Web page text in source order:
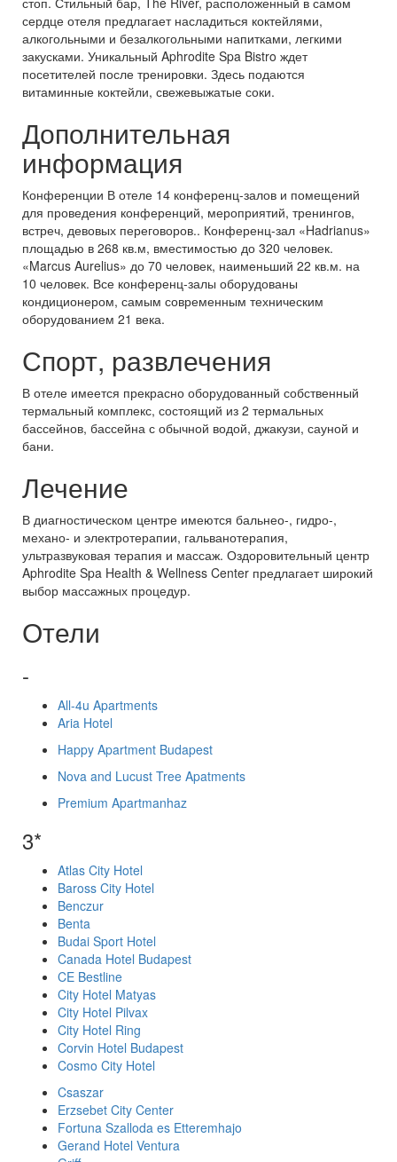
сердце отеля предлагает насладиться коктейлями,
алкогольными и безалкогольными напитками, легкими
закусками. Уникальный Aphrodite Spa Bistro ждет
посетителей после тренировки. Здесь подаются
витаминные коктейли, свежевыжатые соки.
Дополнительная
информация
Конференции В отеле 14 конференц-залов и помещений
для проведения конференций, мероприятий, тренингов,
встреч, девовых переговоров.. Конференц-зал «Hadrianus»
площадью в 268 кв.м, вместимостью до 320 человек.
«Marcus Aurelius» до 70 человек, наименьший 22 кв.м. на
10 человек. Все конференц-залы оборудованы
кондиционером, самым современным техническим
оборудованием 21 века.
Спорт, развлечения
В отеле имеется прекрасно оборудованный собственный
термальный комплекс, состоящий из 2 термальных
бассейнов, бассейна с обычной водой, джакузи, сауной и
бани.
Лечение
В диагностическом центре имеются бальнео-, гидро-,
механо- и электротерапии, гальванотерапия,
ультразвуковая терапия и массаж. Оздоровительный центр
Aphrodite Spa Health & Wellness Center предлагает широкий
выбор массажных процедур.
Отели
-
All-4u Apartments
Aria Hotel
Happy Apartment Budapest
Nova and Lucust Tree Apatments
Premium Apartmanhaz
3*
Atlas City Hotel
Baross City Hotel
Benczur
Benta
Budai Sport Hotel
Canada Hotel Budapest
CE Bestline
City Hotel Matyas
City Hotel Pilvax
City Hotel Ring
Corvin Hotel Budapest
Cosmo City Hotel
Csaszar
Erzsebet City Center
Fortuna Szalloda es Etteremhajo
Gerand Hotel Ventura